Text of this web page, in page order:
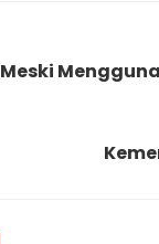
Meski